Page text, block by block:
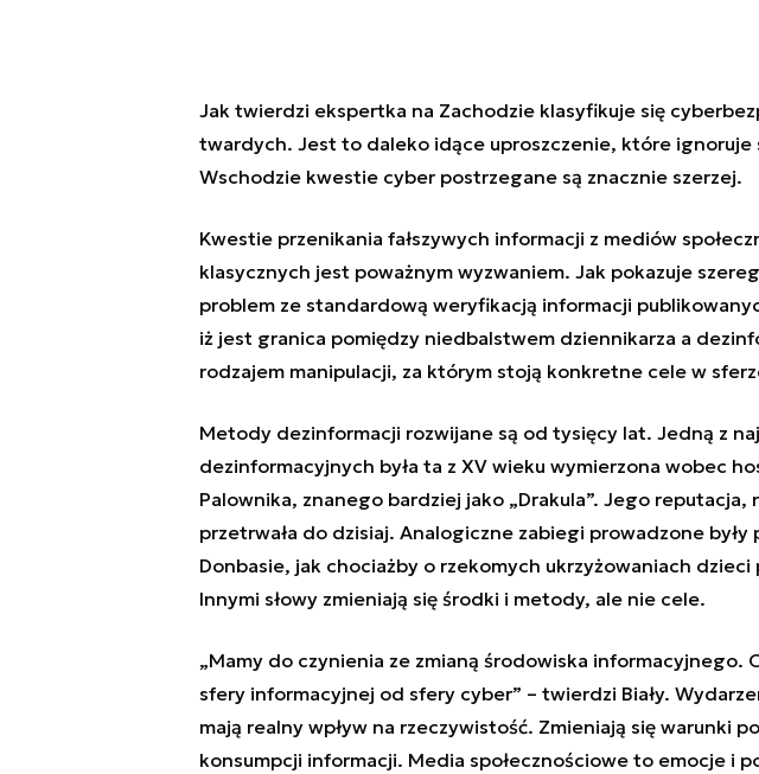
Jak twierdzi ekspertka na Zachodzie klasyfikuje się
twardych. Jest to daleko idące uproszczenie, które ignoruje
Wschodzie kwestie cyber postrzegane są znacznie szerzej.
Kwestie przenikania fałszywych informacji z mediów
klasycznych jest poważnym wyzwaniem. Jak pokazuje
problem ze standardową weryfikacją informacji
iż jest granica pomiędzy niedbalstwem dziennikarza a
rodzajem manipulacji, za którym stoją konkretne cele w
Metody dezinformacji rozwijane są od tysięcy lat. Jedną z
dezinformacyjnych była ta z XV wieku wymierzona wobec
Palownika, znanego bardziej jako „Drakula”. Jego reputacja,
przetrwała do dzisiaj. Analogiczne zabiegi prowadzone
Donbasie, jak chociażby o rzekomych ukrzyżowaniach dzieci
Innymi słowy zmieniają się środki i metody, ale nie cele.
„Mamy do czynienia ze zmianą środowiska informacyjnego.
sfery informacyjnej od sfery cyber” – twierdzi Biały.
mają realny wpływ na rzeczywistość. Zmieniają się warunki
konsumpcji informacji. Media społecznościowe to emocje i